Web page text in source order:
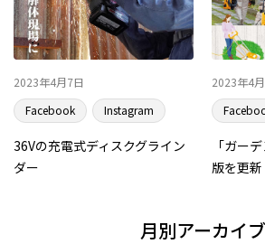
2023年4月7日
Facebook
Instagram
36Vの充電式ディスクグライン
ダー
2023年4
「ガー
版を更新
月別アーカイブ